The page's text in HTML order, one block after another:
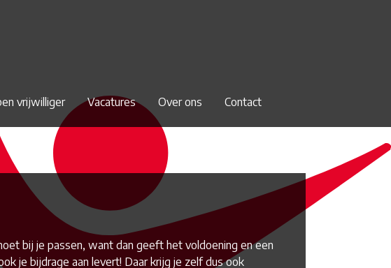
vrijwilliger Vacatures Over ons Contact
bij je passen, want dan geeft het voldoening en een
je bijdrage aan levert! Daar krijg je zelf dus ook